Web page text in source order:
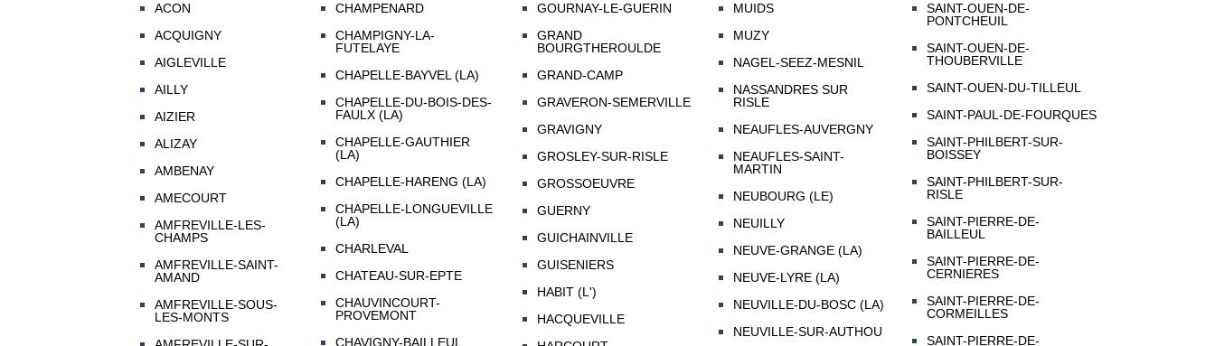
ACON
ACQUIGNY
AIGLEVILLE
AILLY
AIZIER
ALIZAY
AMBENAY
AMECOURT
AMFREVILLE-LES-
CHAMPS
AMFREVILLE-SAINT-
AMAND
AMFREVILLE-SOUS-
LES-MONTS
CHAMPENARD
CHAMPIGNY-LA-
FUTELAYE
CHAPELLE-BAYVEL (LA)
CHAPELLE-DU-BOIS-DES-
FAULX (LA)
CHAPELLE-GAUTHIER
(LA)
CHAPELLE-HARENG (LA)
CHAPELLE-LONGUEVILLE
(LA)
CHARLEVAL
CHATEAU-SUR-EPTE
CHAUVINCOURT-
PROVEMONT
CHAVIGNY-BAILLEUL
GOURNAY-LE-GUERIN
GRAND
BOURGTHEROULDE
GRAND-CAMP
GRAVERON-SEMERVILLE
GRAVIGNY
GROSLEY-SUR-RISLE
GROSSOEUVRE
GUERNY
GUICHAINVILLE
GUISENIERS
HABIT (L')
HACQUEVILLE
MUIDS
MUZY
NAGEL-SEEZ-MESNIL
NASSANDRES SUR
RISLE
NEAUFLES-AUVERGNY
NEAUFLES-SAINT-
MARTIN
NEUBOURG (LE)
NEUILLY
NEUVE-GRANGE (LA)
NEUVE-LYRE (LA)
NEUVILLE-DU-BOSC (LA)
NEUVILLE-SUR-AUTHOU
SAINT-OUEN-DE-
PONTCHEUIL
SAINT-OUEN-DE-
THOUBERVILLE
SAINT-OUEN-DU-TILLEUL
SAINT-PAUL-DE-FOURQUES
SAINT-PHILBERT-SUR-
BOISSEY
SAINT-PHILBERT-SUR-
RISLE
SAINT-PIERRE-DE-
BAILLEUL
SAINT-PIERRE-DE-
CERNIERES
SAINT-PIERRE-DE-
CORMEILLES
SAINT-PIERRE-DE-